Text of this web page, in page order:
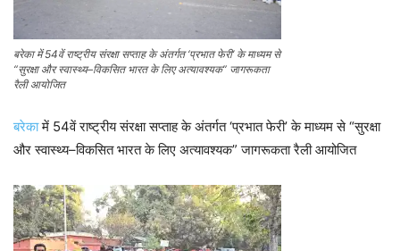
बरेका में 54वें राष्ट्रीय संरक्षा सप्ताह के अंतर्गत ‘प्रभात फेरी’ के माध्यम से
“सुरक्षा और स्वास्थ्य–विकसित भारत के लिए अत्यावश्यक” जागरूकता
रैली आयोजित
बरेकामें 54वें राष्ट्रीय संरक्षा सप्ताह के अंतर्गत ‘प्रभात फेरी’ के माध्यम से “सुरक्षा
और स्वास्थ्य–विकसित भारत के लिए अत्यावश्यक” जागरूकता रैली आयोजित